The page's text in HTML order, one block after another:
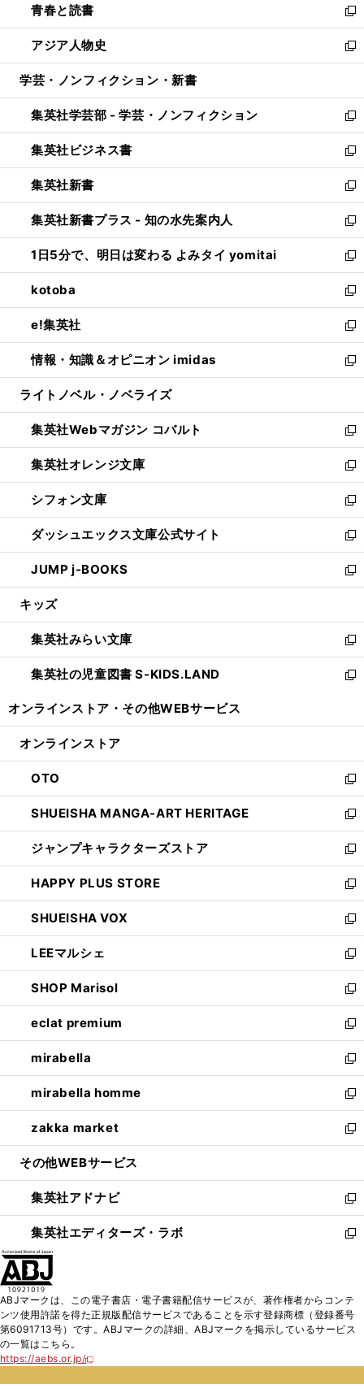
で
開
く
ド
ウ
で
開
ィ
ン
ド
ウ
開
く
い
ウ
ィ
ン
ウ
で
開
く
青春と読書
新
し
い
ウ
ン
ド
ウ
で
開
く
アジア人物史
新
し
ウ
ィ
ン
ド
ウ
で
開
く
学芸・ノンフィクション・新書
集英社学芸部 - 学芸・ノンフィクション
新
し
い
ウ
ィ
ン
ド
ウ
で
開
く
集英社ビジネス書
新
し
い
ウ
ィ
ン
ド
ウ
で
開
く
集英社新書
新
し
い
ウ
ィ
ン
ド
ウ
で
開
く
集英社新書プラス - 知の水先案内人
新
し
い
ウ
ィ
ン
ド
ウ
で
開
1日5分で、明日は変わる よみタイ yomitai
新
し
い
ウ
ィ
ン
ド
ウ
開
く
kotoba
新
し
い
ウ
ィ
ン
ウ
で
開
く
e!集英社
新
し
い
ウ
ン
ド
ウ
で
開
く
情報・知識＆オピニオン imidas
新
し
ウ
ィ
ン
ド
ウ
で
開
く
ライトノベル・ノベライズ
集英社Webマガジン コバルト
新
し
い
ウ
ィ
ン
ド
ウ
で
開
集英社オレンジ文庫
新
し
い
ウ
ィ
ン
ド
ウ
開
く
シフォン文庫
新
し
い
ウ
ィ
ン
ウ
で
開
く
ダッシュエックス文庫公式サイト
新
し
い
ウ
ン
ド
ウ
で
JUMP j-BOOKS
新
し
ウ
ィ
ン
ド
開
キッズ
集英社みらい文庫
新
し
い
ン
ウ
で
開
く
集英社の児童図書 S-KIDS.LAND
新
ウ
ン
ド
ウ
で
開
く
オンラインストア・ その他WEBサービス
オンラインストア
OTO
新
し
い
ウ
ィ
ン
ド
ウ
で
開
く
SHUEISHA MANGA-ART HERITAGE
新
し
い
ウ
ィ
ン
ド
ウ
で
開
く
ジャンプキャラクターズストア
新
し
い
ウ
ィ
ン
ド
ウ
で
開
く
HAPPY PLUS STORE
新
し
い
ウ
ィ
ン
ド
ウ
で
開
く
SHUEISHA VOX
新
し
い
ウ
ィ
ン
ド
ウ
で
開
く
LEEマルシェ
新
し
い
ウ
ィ
ン
ド
ウ
で
開
く
SHOP Marisol
新
し
い
ウ
ィ
ン
ド
ウ
で
開
eclat premium
新
し
い
ウ
ィ
ン
ド
ウ
開
く
mirabella
新
し
い
ウ
ィ
ン
ウ
で
開
く
mirabella homme
新
し
い
ウ
ン
ド
ウ
で
zakka market
新
し
ウ
ィ
ン
ド
く
その他WEBサービス
集英社アドナビ
新
し
い
ド
ウ
で
集英社エディターズ・ラボ
新
ィ
ン
ABJマークは、この電子書店・電子書籍配信サービスが、著作権者からコンテ
ンツ使用許諾を得た正規版配信サービスであることを示す登録商標（登録番号
第6091713号）です。ABJマークの詳細、ABJマークを掲示しているサービス
の一覧はこちら。
https://aebs.or.jp/
新